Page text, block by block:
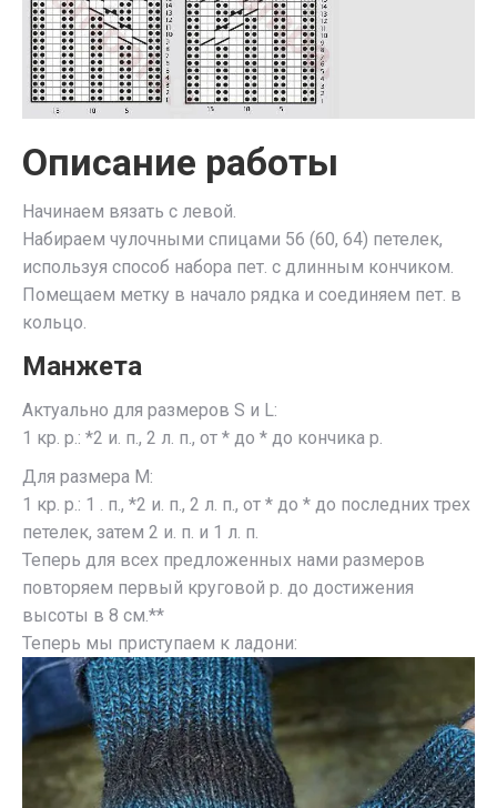
Описание работы
Начинаем вязать с левой.
Набираем чулочными спицами 56 (60, 64) петелек,
используя способ набора пет. с длинным кончиком.
Помещаем метку в начало рядка и соединяем пет. в
кольцо.
Манжета
Актуально для размеров S и L:
1 кр. р.: *2 и. п., 2 л. п., от * до * до кончика р.
Для размера М:
1 кр. р.: 1 . п., *2 и. п., 2 л. п., от * до * до последних трех
петелек, затем 2 и. п. и 1 л. п.
Теперь для всех предложенных нами размеров
повторяем первый круговой р. до достижения
высоты в 8 см.**
Теперь мы приступаем к ладони: